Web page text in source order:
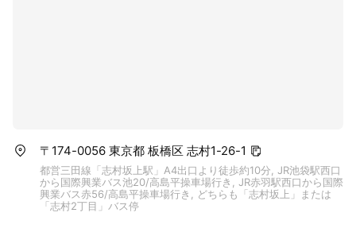
〒174-0056 東京都 板橋区 志村1-26-1
都営三田線「志村坂上駅」A4出口より徒歩約10分, JR池袋駅西口
から国際興業バス池20/高島平操車場行き, JR赤羽駅西口から国際
興業バス赤56/高島平操車場行き, どちらも「志村坂上」または
「志村2丁目」バス停